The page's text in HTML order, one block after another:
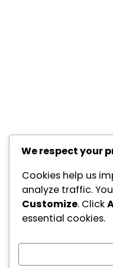
We respect your
Cookies help us
analyze traffic.
Customize. Click
essential cookies.